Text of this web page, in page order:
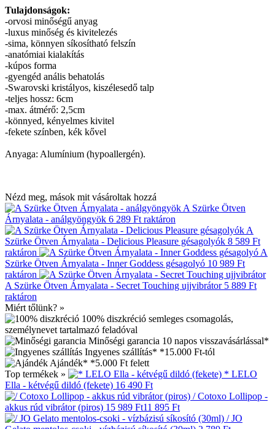
Tulajdonságok:
-orvosi minőségű anyag
-luxus minőség és kivitelezés
-sima, könnyen síkosítható felszín
-anatómiai kialakítás
-kúpos forma
-gyengéd anális behatolás
-Swarovski kristályos, kiszélesedő talp
-teljes hossz: 6cm
-max. átmérő: 2,5cm
-könnyed, kényelmes kivitel
-fekete színben, kék kővel
Anyaga: Alumínium (hypoallergén).
Nézd meg, mások mit vásároltak hozzá
A Szürke Ötven
Árnyalata - análgyöngyök 6 289 Ft raktáron
A
Szürke Ötven Árnyalata - Delicious Pleasure gésagolyók 8 589 Ft
raktáron
A
Szürke Ötven Árnyalata - Inner Goddess gésagolyó 10 989 Ft
raktáron
A Szürke Ötven Árnyalata - Secret Touching ujjvibrátor 5 889 Ft
raktáron
Miért tőlünk? »
100% diszkréció semleges csomagolás,
személynevet tartalmazó feladóval
Minőségi garancia 10 napos visszavásárlással*
Ingyenes szállítás* *15.000 Ft-tól
Ajándék* *5.000 Ft felett
Top termékek »
* LELO
Ella - kétvégű dildó (fekete) 16 490 Ft
/ Cotoxo Lollipop -
akkus rúd vibrátor (piros) 15 989 Ft11 895 Ft
/ JO